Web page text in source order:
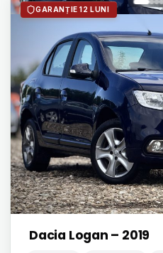
GARANȚIE 12 LUNI
Dacia Logan – 2019